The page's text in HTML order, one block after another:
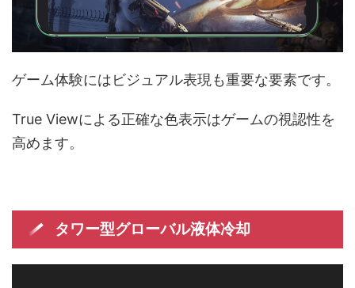
ゲーム体験にはビジュアル表現も重要な要素です。
True Viewによる正確な色表示はゲームの視認性を
高めます。
タワー型グローバル液体冷却